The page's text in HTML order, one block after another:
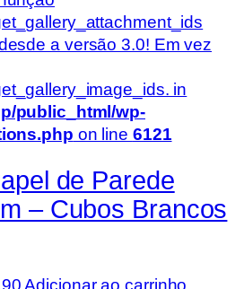
a versão 3.0! Em vez
in
public_html/wp-
on line 6121
de Parede
– Cubos Brancos
O
Adicionar ao carrinho